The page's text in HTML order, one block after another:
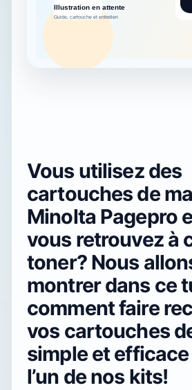
Vous utilisez des
cartouches de
Minolta Pagepro
vous retrouvez à
toner? Nous
montrer dans ce
comment faire
vos cartouches
simple et
l’un de nos kits!